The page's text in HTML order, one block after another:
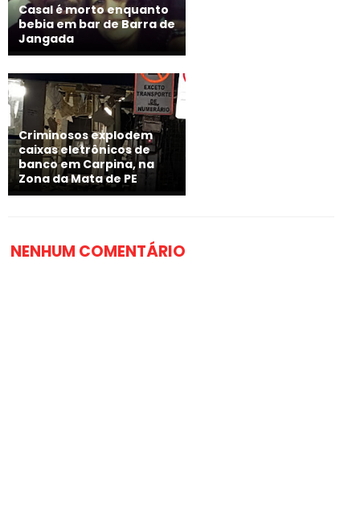
Casal é morto enquanto
bebia em bar de Barra de
Jangada
Criminosos explodem
caixas eletrônicos de
banco em Carpina, na
Zona da Mata de PE
NENHUM COMENTÁRIO